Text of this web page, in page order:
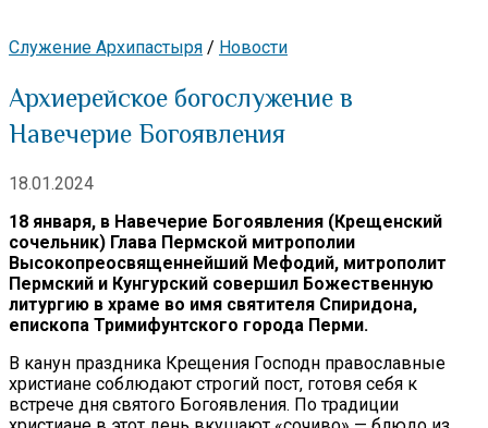
Служение Архипастыря / Новости
Архиерейское богослужение в
Навечерие Богоявления
18.01.2024
18 января, в Навечерие Богоявления (Крещенский
сочельник) Глава Пермской митрополии
Высокопреосвященнейший Мефодий, митрополит
Пермский и Кунгурский совершил Божественную
литургию в храме во имя святителя Спиридона,
епископа Тримифунтского города Перми.
В канун праздника Крещения Господн православные
христиане соблюдают строгий пост, готовя себя к
встрече дня святого Богоявления. По традиции